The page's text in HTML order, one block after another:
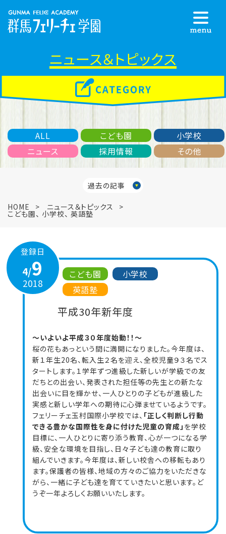
ニュース＆トピックス
ALL こども園
小学校
ニュース
採用情報 その他
HOME ニュース＆トピックス
こども園、 小学校、 英語塾
過去の記事
登録日
4/9
2018
こども園
小学校
英語塾
平成30年新年度
～いよいよ平成３０年度始動！！～
桜の花もあっという間に満開になりました。今年度は、
新１年生20名、転入生２名を迎え、全校児童９３名でス
タートします。１学年ずつ進級した新しいが学級での友
だちとの出会い、発表された担任等の先生との新たな
出会いに目を輝かせ、一人ひとりの子どもが進級した
実感と新しい学年への期待に心弾ませているようです。
フェリーチェ玉村国際小学校では、 「正しく判断し行動
できる豊かな国際性を身に付けた児童の育成」 を学校
目標に、一人ひとりに寄り添う教育、心が一つになる学
級、安全な環境を目指し、日々子ども達の教育に取り
組んでいきます。今年度は、新しい校舎への移転もあり
ます。保護者の皆様、地域の方々のご協力をいただきな
がら、一緒に子ども達を育てていきたいと思います。ど
うぞ一年よろしくお願いいたします。